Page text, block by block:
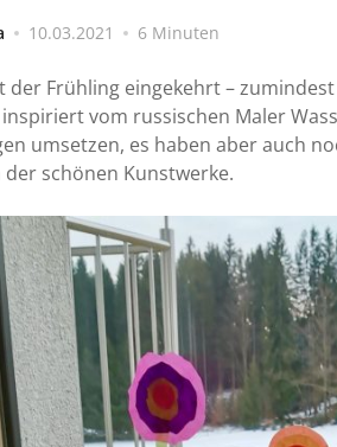
10.03.2021 6 Minuten
der Frühling eingekehrt –
vom russischen Maler
umsetzen, es haben aber auch
der schönen Kunstwerke.